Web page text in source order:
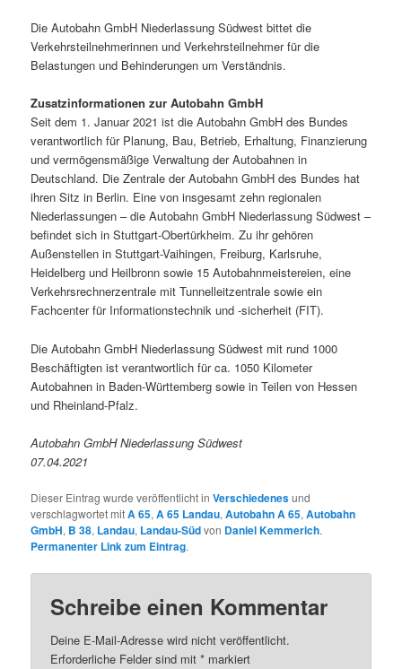
Die Autobahn GmbH Niederlassung Südwest bittet die
Verkehrsteilnehmerinnen und Verkehrsteilnehmer für die
Belastungen und Behinderungen um Verständnis.
Zusatzinformationen zur Autobahn GmbH
Seit dem 1. Januar 2021 ist die Autobahn GmbH des Bundes
verantwortlich für Planung, Bau, Betrieb, Erhaltung, Finanzierung
und vermögensmäßige Verwaltung der Autobahnen in
Deutschland. Die Zentrale der Autobahn GmbH des Bundes hat
ihren Sitz in Berlin. Eine von insgesamt zehn regionalen
Niederlassungen – die Autobahn GmbH Niederlassung Südwest –
befindet sich in Stuttgart-Obertürkheim. Zu ihr gehören
Außenstellen in Stuttgart-Vaihingen, Freiburg, Karlsruhe,
Heidelberg und Heilbronn sowie 15 Autobahnmeistereien, eine
Verkehrsrechnerzentrale mit Tunnelleitzentrale sowie ein
Fachcenter für Informationstechnik und -sicherheit (FIT).
Die Autobahn GmbH Niederlassung Südwest mit rund 1000
Beschäftigten ist verantwortlich für ca. 1050 Kilometer
Autobahnen in Baden-Württemberg sowie in Teilen von Hessen
und Rheinland-Pfalz.
Autobahn GmbH Niederlassung Südwest
07.04.2021
Dieser Eintrag wurde veröffentlicht inVerschiedenesund
verschlagwortet mitA 65,A 65 Landau,Autobahn A 65,Autobahn
GmbH, B 38, Landau, Landau-Südvon Daniel Kemmerich.
Permanenter Link zum Eintrag.
Schreibe einen Kommentar
Deine E-Mail-Adresse wird nicht veröffentlicht.
Erforderliche Felder sind mit* markiert